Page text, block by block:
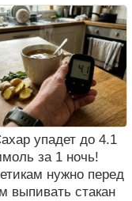
упадет до 4.1
за 1 ночь!
нужно перед
выпивать стакан